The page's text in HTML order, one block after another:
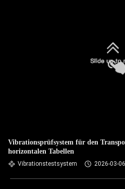
Vibrationsprüfsystem für den
horizontalen Tabellen
Vibrationstestsystem 2026-03-06